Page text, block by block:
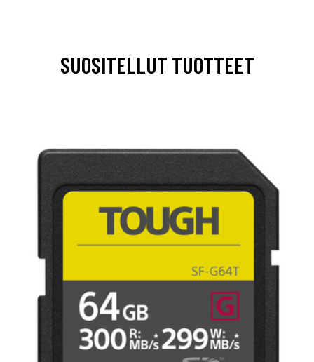
SUOSITELLUT TUOTTEET